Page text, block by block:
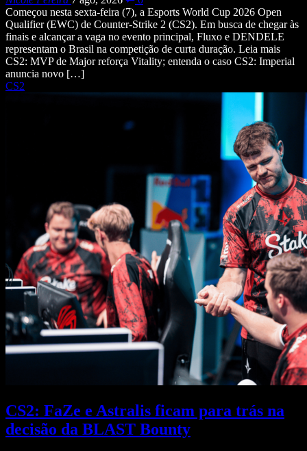
Começou nesta sexta-feira (7), a Esports World Cup 2026 Open
Qualifier (EWC) de Counter-Strike 2 (CS2). Em busca de chegar às
finais e alcançar a vaga no evento principal, Fluxo e DENDELE
representam o Brasil na competição de curta duração. Leia mais
CS2: MVP de Major reforça Vitality; entenda o caso CS2: Imperial
anuncia novo […]
CS2
CS2: FaZe e Astralis ficam para trás na
decisão da BLAST Bounty